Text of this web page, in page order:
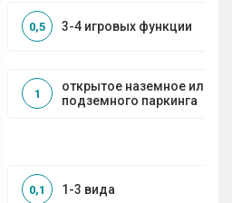
3-4 игровых функции
0,5
открытое наземное или на
подземного паркинга
1
1-3 вида
0,1